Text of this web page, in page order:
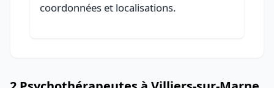
coordonnées et localisations.